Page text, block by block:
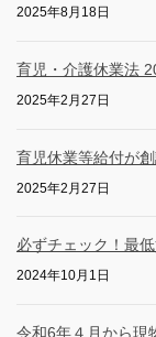
2025年8月18日
育児・介護休業法
2025年2月27日
育児休業等給付が創
2025年2月27日
必ずチェック！最
2024年10月1日
令和6年４月から現